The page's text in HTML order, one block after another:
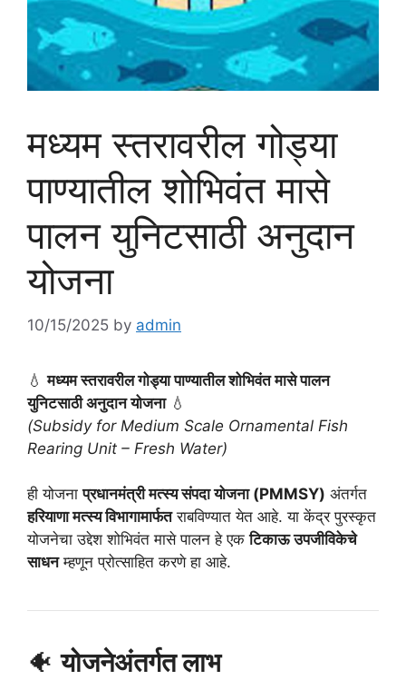
मध्यम स्तरावरील गोड्या
पाण्यातील शोभिवंत मासे
पालन युनिटसाठी अनुदान
योजना
10/15/2025 by admin
💧मध्यम स्तरावरील गोड्या पाण्यातील शोभिवंत मासे पालन
युनिटसाठी अनुदान योजना💧
(Subsidy for Medium Scale Ornamental Fish
Rearing Unit – Fresh Water)
ही योजनाप्रधानमंत्री मत्स्य संपदा योजना (PMMSY) अंतर्गत
हरियाणा मत्स्य विभागामार्फतराबविण्यात येत आहे. या केंद्र पुरस्कृत
योजनेचा उद्देश शोभिवंत मासे पालन हे एकटिकाऊ उपजीविकेचे
साधनम्हणून प्रोत्साहित करणे हा आहे.
🐠योजनेअंतर्गत लाभ